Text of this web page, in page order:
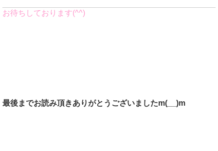
お待ちしております(^^)
最後までお読み頂きありがとうございましたm(__)m